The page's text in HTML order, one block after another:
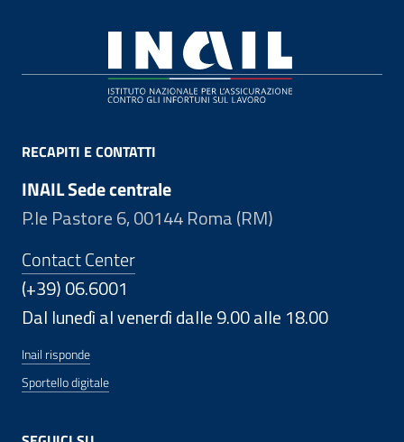
RECAPITI E CONTATTI
INAIL Sede centrale
P.le Pastore 6, 00144 Roma (RM)
Contact Center
(+39) 06.6001
Dal lunedì al venerdì dalle 9.00 alle 18.00
Inail risponde
Sportello digitale